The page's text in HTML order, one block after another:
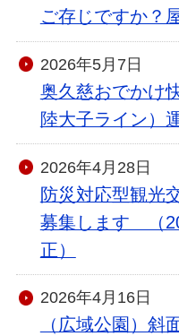
ご存じですか？
2026年5月7日
奥久慈おでかけ
陸大子ライン）
2026年4月28日
防災対応型観光
募集します （
正）
2026年4月16日
（広域公園）斜